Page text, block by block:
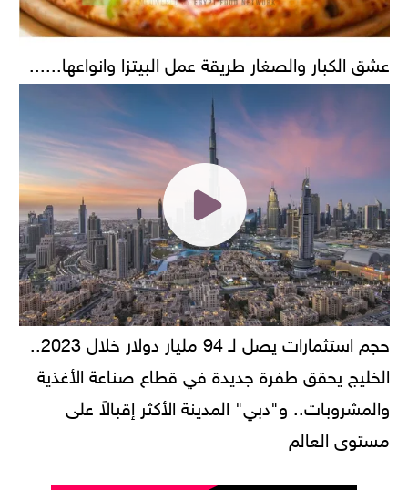
عشق الكبار والصغار طريقة عمل البيتزا وانواعها......
حجم استثمارات يصل لـ 94 مليار دولار خلال 2023..
الخليج يحقق طفرة جديدة في قطاع صناعة الأغذية
والمشروبات.. و"دبي" المدينة الأكثر إقبالاً على
مستوى العالم